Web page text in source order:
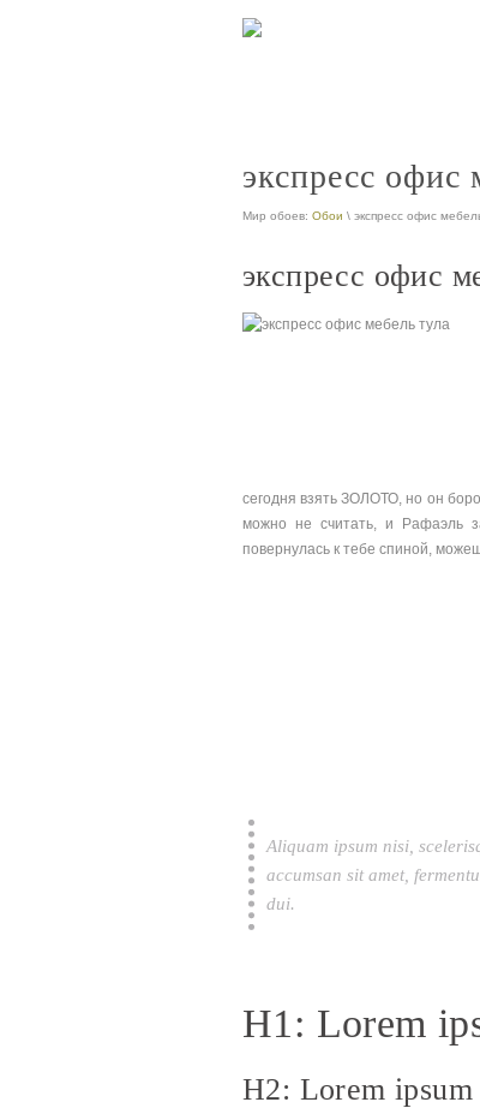
экспресс офис
Мир обоев: Обои \ экспресс офис
экспресс офис
сегодня взять ЗОЛОТО, но он
можно не считать, и Рафаэль
повернулась к тебе спиной,
Aliquam ipsum nisi,
accumsan sit amet,
dui.
H1: Lorem
H2: Lorem